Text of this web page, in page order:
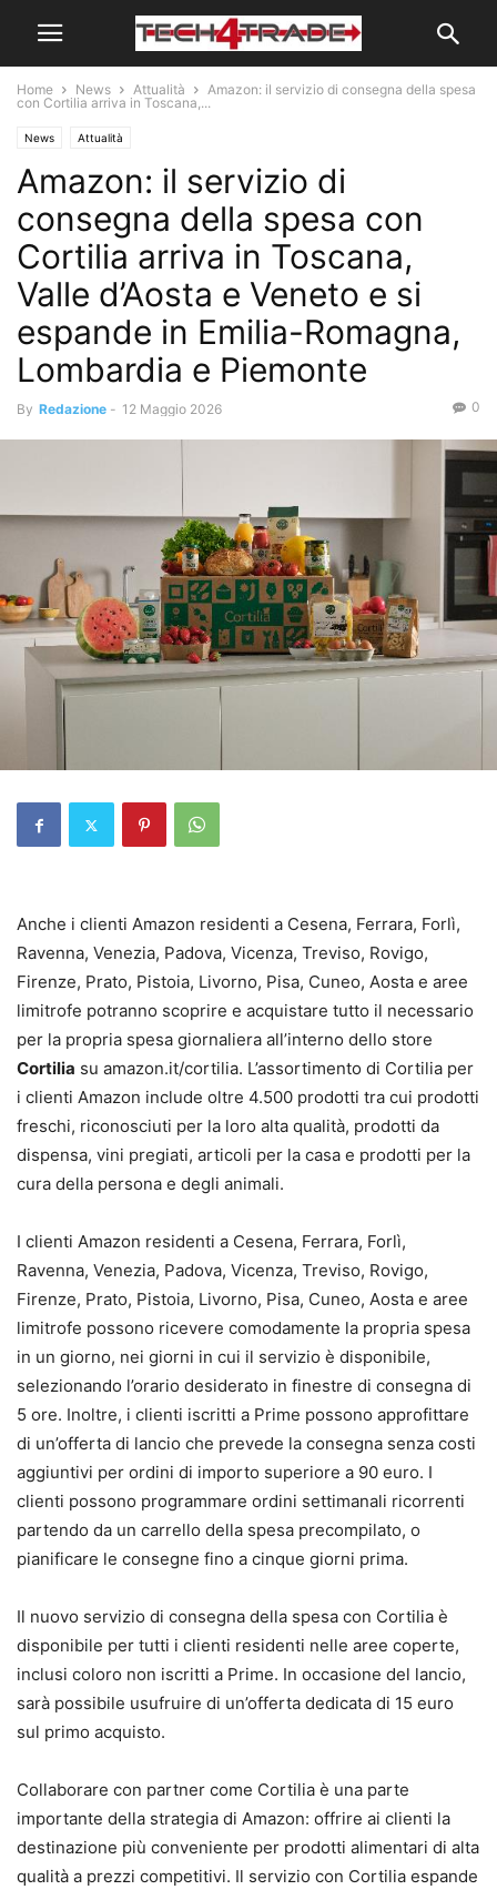
Home News Attualità
Amazon: il servizio di consegna della spesa
con Cortilia arriva in Toscana,...
News Attualità
Amazon: il servizio di
consegna della spesa con
Cortilia arriva in Toscana,
Valle d’Aosta e Veneto e si
espande in Emilia-Romagna,
Lombardia e Piemonte
By Redazione - 12 Maggio 2026 0
Anche i clienti Amazon residenti a Cesena, Ferrara, Forlì,
Ravenna, Venezia, Padova, Vicenza, Treviso, Rovigo,
Firenze, Prato, Pistoia, Livorno, Pisa, Cuneo, Aosta e aree
limitrofe potranno scoprire e acquistare tutto il necessario
per la propria spesa giornaliera all’interno dello store
Cortilia su amazon.it/cortilia. L’assortimento di Cortilia per
i clienti Amazon include oltre 4.500 prodotti tra cui prodotti
freschi, riconosciuti per la loro alta qualità, prodotti da
dispensa, vini pregiati, articoli per la casa e prodotti per la
cura della persona e degli animali.
I clienti Amazon residenti a Cesena, Ferrara, Forlì,
Ravenna, Venezia, Padova, Vicenza, Treviso, Rovigo,
Firenze, Prato, Pistoia, Livorno, Pisa, Cuneo, Aosta e aree
limitrofe possono ricevere comodamente la propria spesa
in un giorno, nei giorni in cui il servizio è disponibile,
selezionando l’orario desiderato in finestre di consegna di
5 ore. Inoltre, i clienti iscritti a Prime possono approfittare
di un’offerta di lancio che prevede la consegna senza costi
aggiuntivi per ordini di importo superiore a 90 euro. I
clienti possono programmare ordini settimanali ricorrenti
partendo da un carrello della spesa precompilato, o
pianificare le consegne fino a cinque giorni prima.
Il nuovo servizio di consegna della spesa con Cortilia è
disponibile per tutti i clienti residenti nelle aree coperte,
inclusi coloro non iscritti a Prime. In occasione del lancio,
sarà possibile usufruire di un’offerta dedicata di 15 euro
sul primo acquisto.
Collaborare con partner come Cortilia è una parte
importante della strategia di Amazon: offrire ai clienti la
destinazione più conveniente per prodotti alimentari di alta
qualità a prezzi competitivi. Il servizio con Cortilia espande